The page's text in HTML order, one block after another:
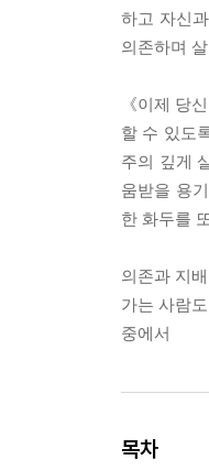
하고 자신
의존하며
《이제 당
할 수 있도
주의 깊게
움받을 용
한 화두를
의존과 지
가는 사람
중에서
목차